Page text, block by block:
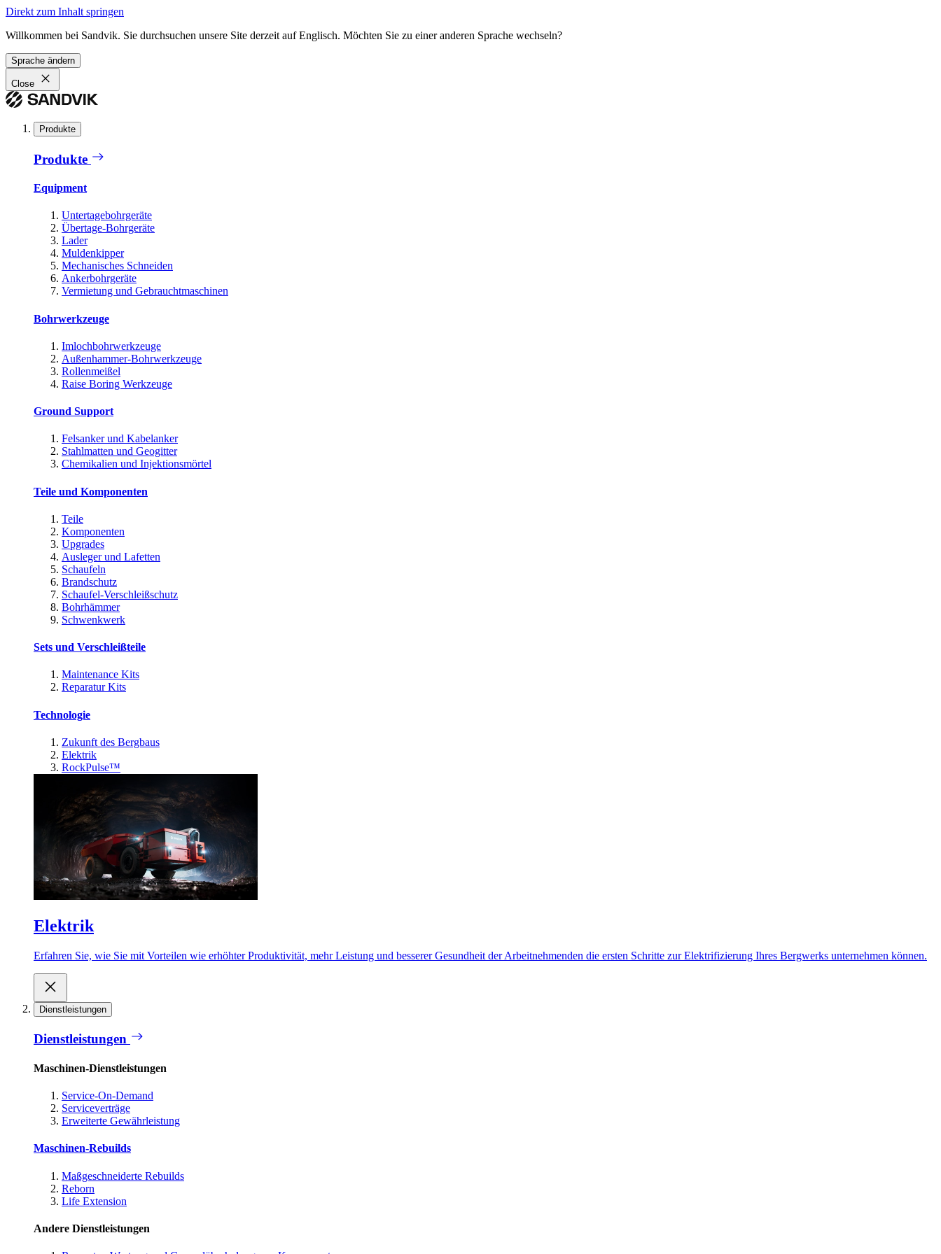
Direkt zum Inhalt springen
Willkommen bei Sandvik. Sie durchsuchen unsere Site derzeit auf Englisch. Möchten Sie zu einer anderen Sprache wechseln?
Sprache ändern
Close
Produkte
Produkte
Equipment
Untertagebohrgeräte
Übertage-Bohrgeräte
Lader
Muldenkipper
Mechanisches Schneiden
Ankerbohrgeräte
Vermietung und Gebrauchtmaschinen
Bohrwerkzeuge
Imlochbohrwerkzeuge
Außenhammer-Bohrwerkzeuge
Rollenmeißel
Raise Boring Werkzeuge
Ground Support
Felsanker und Kabelanker
Stahlmatten und Geogitter
Chemikalien und Injektionsmörtel
Teile und Komponenten
Teile
Komponenten
Upgrades
Ausleger und Lafetten
Schaufeln
Brandschutz
Schaufel-Verschleißschutz
Bohrhämmer
Schwenkwerk
Sets und Verschleißteile
Maintenance Kits
Reparatur Kits
Technologie
Zukunft des Bergbaus
Elektrik
RockPulse™
Elektrik
Erfahren Sie, wie Sie mit Vorteilen wie erhöhter Produktivität, mehr Leistung und besserer Gesundheit der Arbeitnehmenden die ersten Schritte zur Elektrifizierung Ihres Bergwerks unternehmen können.
Dienstleistungen
Dienstleistungen
Maschinen-Dienstleistungen
Service-On-Demand
Serviceverträge
Erweiterte Gewährleistung
Maschinen-Rebuilds
Maßgeschneiderte Rebuilds
Reborn
Life Extension
Andere Dienstleistungen